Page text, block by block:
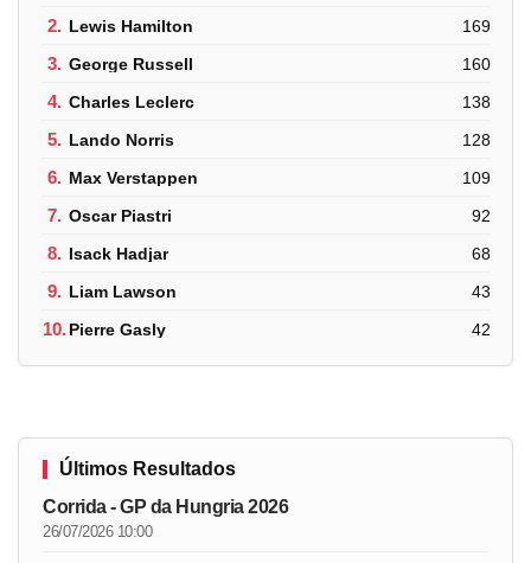
2. Lewis Hamilton 169
3. George Russell 160
4. Charles Leclerc 138
5. Lando Norris 128
6. Max Verstappen 109
7. Oscar Piastri 92
8. Isack Hadjar 68
9. Liam Lawson 43
10.Pierre Gasly 42
Últimos Resultados
Corrida - GP da Hungria 2026
26/07/2026 10:00